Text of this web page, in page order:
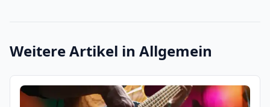
Weitere Artikel in Allgemein